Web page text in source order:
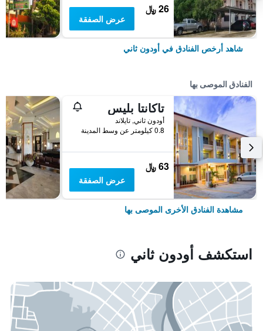
26 ﷼
عرض الصفقة
شاهد أرخص الفنادق في أودون ثاني
الفنادق الموصى بها
تاكانتا بليس
أودون ثاني, تايلاند
0.8 كيلومتر عن وسط المدينة
63 ﷼
عرض الصفقة
مشاهدة الفنادق الأخرى الموصى بها
استكشف أودون ثاني